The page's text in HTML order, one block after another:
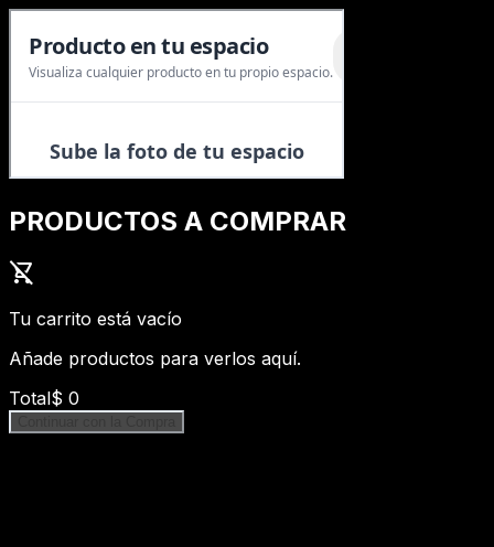
PRODUCTOS A COMPRAR
shopping_cart_off
Tu carrito está vacío
Añade productos para verlos aquí.
Total$ 0